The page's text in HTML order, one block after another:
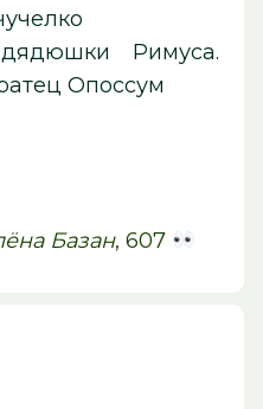
Римуса.
Опоссум
Базан, 607